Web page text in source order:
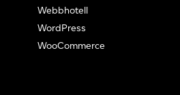
Webbhotell
WordPress
WooCommerce